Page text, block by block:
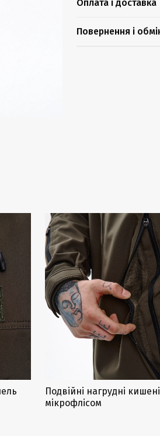
Оплата і доставка
Повернення і
Подвійні нагрудні
мікрофлісом